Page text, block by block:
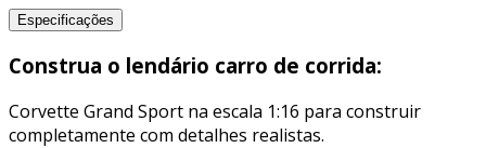
Especificações
Construa o lendário carro de corrida:
Corvette Grand Sport na escala 1:16 para construir
completamente com detalhes realistas.